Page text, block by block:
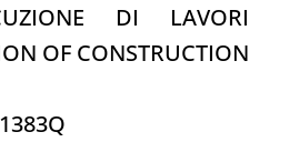
DI LAVORI
OF CONSTRUCTION